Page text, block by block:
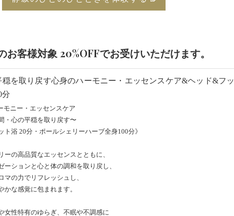
お客様対象 20%OFFでお受けいただけます。
を取り戻す心身のハーモニー・エッセンスケア&ヘッド&フッ
分
モニー・エッセンスケア
・心の平穏を取り戻す〜
ト浴 20分・ポールシェリーハーブ全身100分》
ーの高品質なエッセンスとともに、
ーションと心と体の調和を取り戻し、
マの力でリフレッシュし、
かな感覚に包まれます。
女性特有のゆらぎ、不眠や不調感に